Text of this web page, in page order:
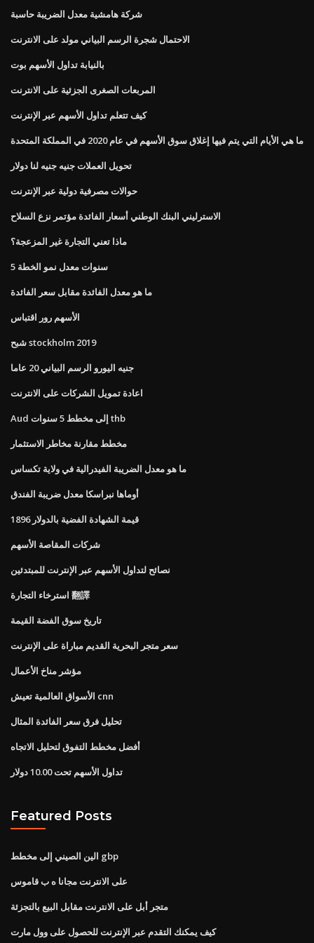
شركة هامشية معدل الضريبة حاسبة
الاحتمال شجرة الرسم البياني مولد على الانترنت
بالنيابة تداول الأسهم بوت
المربعات الصغرى الجزئية على الانترنت
كيف تتعلم تداول الأسهم عبر الإنترنت
ما هي الأيام التي يتم فيها إغلاق سوق الأسهم في عام 2020 في المملكة المتحدة
تحويل العملات جنيه جنيه لنا دولار
حوالات مصرفية دولية عبر الإنترنت
الاسترليني البنك الوطني أسعار الفائدة مؤتمر نزع السلاح
ماذا تعني التجارة غير المزعجة؟
5 سنوات معدل نمو الخطة
ما هو معدل الفائدة مقابل سعر الفائدة
الأسهم رور اقتباس
شبح stockholm 2019
جنيه اليورو الرسم البياني 20 عاما
اعادة تمويل الشركات على الانترنت
Aud إلى مخطط 5 سنوات thb
مخطط مقارنة مخاطر الاستثمار
ما هو معدل الضريبة الفيدرالية في ولاية تكساس
أوماها نبراسكا معدل ضريبة الفندق
قيمة الشهادة الفضية بالدولار 1896
شركات المقاصة الأسهم
نصائح لتداول الأسهم عبر الإنترنت للمبتدئين
استرخاء التجارة 翻譯
تاريخ سوق الفضة القيمة
سعر متجر البحرية القديم مباراة على الإنترنت
مؤشر مناخ الأعمال
الأسواق العالمية تعيش cnn
تحليل فرق سعر الفائدة المثال
أفضل مخطط التفوق لتحليل الاتجاه
تداول الأسهم تحت 10.00 دولار
Featured Posts
الين الصيني إلى مخطط gbp
على الانترنت مجانا ه ب قاموس
متجر أبل على الانترنت مقابل البيع بالتجزئة
كيف يمكنك التقدم عبر الإنترنت للحصول على وول مارت